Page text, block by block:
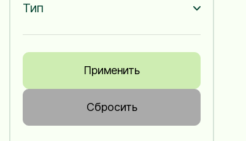
Тип
Применить
Сбросить